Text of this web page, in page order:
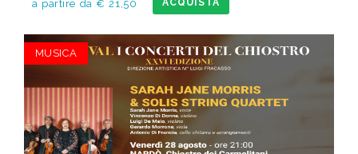
a partire da € 21,50 ACQUISTA
MUSICA